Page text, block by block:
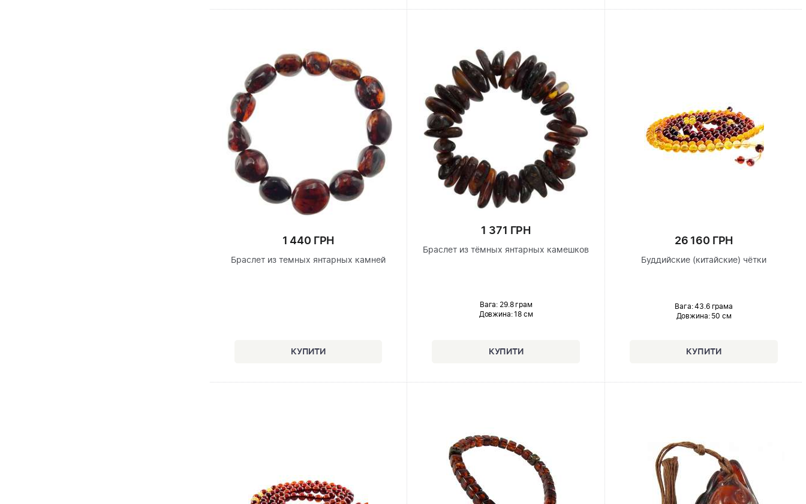
1 440 ГРН
Браслет из темных янтарных камней
1 371 ГРН
Браслет из тёмных янтарных камешков
Вага: 29.8 грам
Довжина:18 см
26 160 ГРН
Буддийские (китайские) чётки
Вага: 43.6 грама
Довжина:50 см